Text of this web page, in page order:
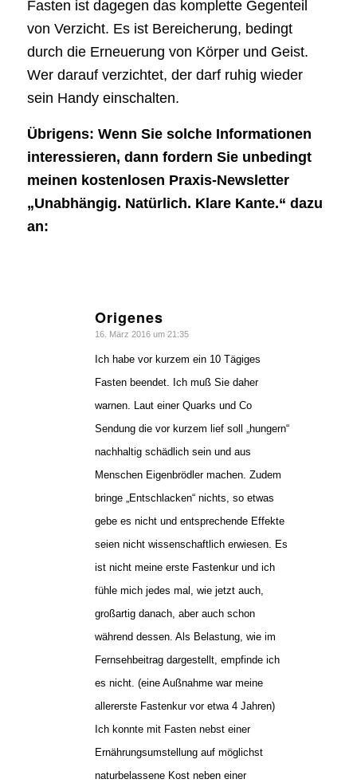
Fasten ist dagegen das komplette Gegenteil
von Verzicht. Es ist Bereicherung, bedingt
durch die Erneuerung von Körper und Geist.
Wer darauf verzichtet, der darf ruhig wieder
sein Handy einschalten.
Übrigens: Wenn Sie solche Informationen
interessieren, dann fordern Sie unbedingt
meinen kostenlosen Praxis-Newsletter
„Unabhängig. Natürlich. Klare Kante.“ dazu
an:
Origenes
sagte:
16. März 2016 um 21:35
Ich habe vor kurzem ein 10 Tägiges
Fasten beendet. Ich muß Sie daher
warnen. Laut einer Quarks und Co
Sendung die vor kurzem lief soll „hungern“
nachhaltig schädlich sein und aus
Menschen Eigenbrödler machen. Zudem
bringe „Entschlacken“ nichts, so etwas
gebe es nicht und entsprechende Effekte
seien nicht wissenschaftlich erwiesen. Es
ist nicht meine erste Fastenkur und ich
fühle mich jedes mal, wie jetzt auch,
großartig danach, aber auch schon
während dessen. Als Belastung, wie im
Fernsehbeitrag dargestellt, empfinde ich
es nicht. (eine Außnahme war meine
allererste Fastenkur vor etwa 4 Jahren)
Ich konnte mit Fasten nebst einer
Ernährungsumstellung auf möglichst
naturbelassene Kost neben einer